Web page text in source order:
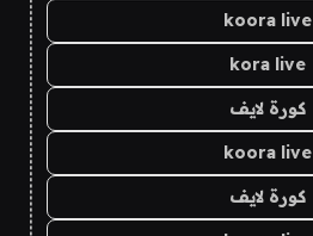
koora live
kora live
كورة لايف
koora live
كورة لايف